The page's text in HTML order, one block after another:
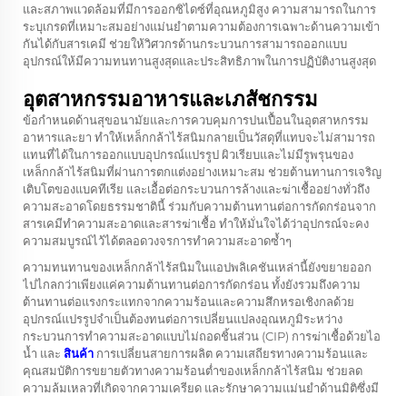
และสภาพแวดล้อมที่มีการออกซิไดซ์ที่อุณหภูมิสูง ความสามารถในการ
ระบุเกรดที่เหมาะสมอย่างแม่นยำตามความต้องการเฉพาะด้านความเข้า
กันได้กับสารเคมี ช่วยให้วิศวกรด้านกระบวนการสามารถออกแบบ
อุปกรณ์ให้มีความทนทานสูงสุดและประสิทธิภาพในการปฏิบัติงานสูงสุด
อุตสาหกรรมอาหารและเภสัชกรรม
ข้อกำหนดด้านสุขอนามัยและการควบคุมการปนเปื้อนในอุตสาหกรรม
อาหารและยา ทำให้เหล็กกล้าไร้สนิมกลายเป็นวัสดุที่แทบจะไม่สามารถ
แทนที่ได้ในการออกแบบอุปกรณ์แปรรูป ผิวเรียบและไม่มีรูพรุนของ
เหล็กกล้าไร้สนิมที่ผ่านการตกแต่งอย่างเหมาะสม ช่วยต้านทานการเจริญ
เติบโตของแบคทีเรีย และเอื้อต่อกระบวนการล้างและฆ่าเชื้ออย่างทั่วถึง
ความสะอาดโดยธรรมชาตินี้ ร่วมกับความต้านทานต่อการกัดกร่อนจาก
สารเคมีทำความสะอาดและสารฆ่าเชื้อ ทำให้มั่นใจได้ว่าอุปกรณ์จะคง
ความสมบูรณ์ไว้ได้ตลอดวงจรการทำความสะอาดซ้ำๆ
ความทนทานของเหล็กกล้าไร้สนิมในแอปพลิเคชันเหล่านี้ยังขยายออก
ไปไกลกว่าเพียงแค่ความต้านทานต่อการกัดกร่อน ทั้งยังรวมถึงความ
ต้านทานต่อแรงกระแทกจากความร้อนและความสึกหรอเชิงกลด้วย
อุปกรณ์แปรรูปจำเป็นต้องทนต่อการเปลี่ยนแปลงอุณหภูมิระหว่าง
กระบวนการทำความสะอาดแบบไม่ถอดชิ้นส่วน (CIP) การฆ่าเชื้อด้วยไอ
น้ำ และ สินค้า การเปลี่ยนสายการผลิต ความเสถียรทางความร้อนและ
คุณสมบัติการขยายตัวทางความร้อนต่ำของเหล็กกล้าไร้สนิม ช่วยลด
ความล้มเหลวที่เกิดจากความเครียด และรักษาความแม่นยำด้านมิติซึ่งมี